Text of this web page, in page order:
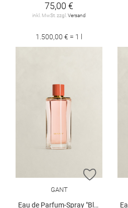
75,00 €
inkl. MwSt. zzgl.Versand
1.500,00 € = 1 l
ZUR
GANT
Eau de Parfum-Spray "Bloom Bay", 50 ml